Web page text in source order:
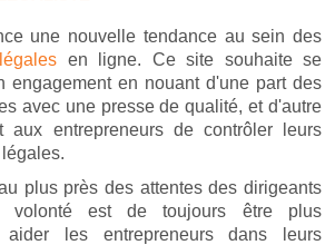
une nouvelle tendance au sein des
en ligne. Ce site souhaite se
engagement en nouant d'une part des
avec une presse de qualité, et d'autre
aux entrepreneurs de contrôler leurs
plus près des attentes des dirigeants
volonté est de toujours être plus
aider les entrepreneurs dans leurs